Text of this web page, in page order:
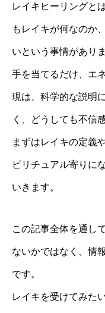
レイキヒーリングと
もレイキが何なのか
いという事情がありま
手を当てるだけ、エ
現は、科学的な説明
く、どうしても不信
まずはレイキの定義
ピリチュアル寄りに
いきます。
この記事全体を通し
ないかではなく、情
です。
レイキを受けてみた